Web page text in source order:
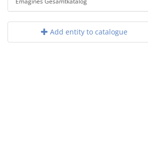
Add entity to catalogue